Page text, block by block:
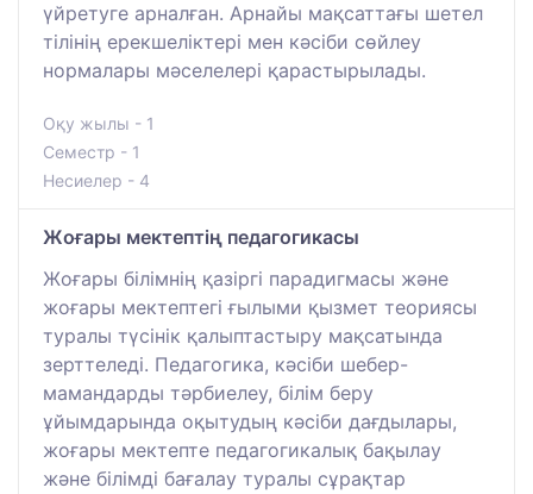
үйретуге арналған. Арнайы мақсаттағы шетел
тілінің ерекшеліктері мен кәсіби сөйлеу
нормалары мәселелері қарастырылады.
Оқу жылы - 1
Семестр - 1
Несиелер - 4
Жоғары мектептің педагогикасы
Жоғары білімнің қазіргі парадигмасы және
жоғары мектептегі ғылыми қызмет теориясы
туралы түсінік қалыптастыру мақсатында
зерттеледі. Педагогика, кәсіби шебер-
мамандарды тәрбиелеу, білім беру
ұйымдарында оқытудың кәсіби дағдылары,
жоғары мектепте педагогикалық бақылау
және білімді бағалау туралы сұрақтар